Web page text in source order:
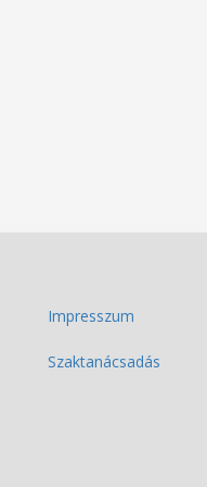
Impresszum
Szaktanácsadás